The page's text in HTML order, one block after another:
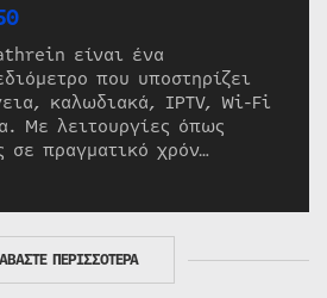
είναι ένα
που υποστηρίζει
καλωδιακά, IPTV, Wi-Fi
Με λειτουργίες όπως
σε πραγματικό χρόν…
ΠΕΡΙΣΣΟΤΕΡΑ